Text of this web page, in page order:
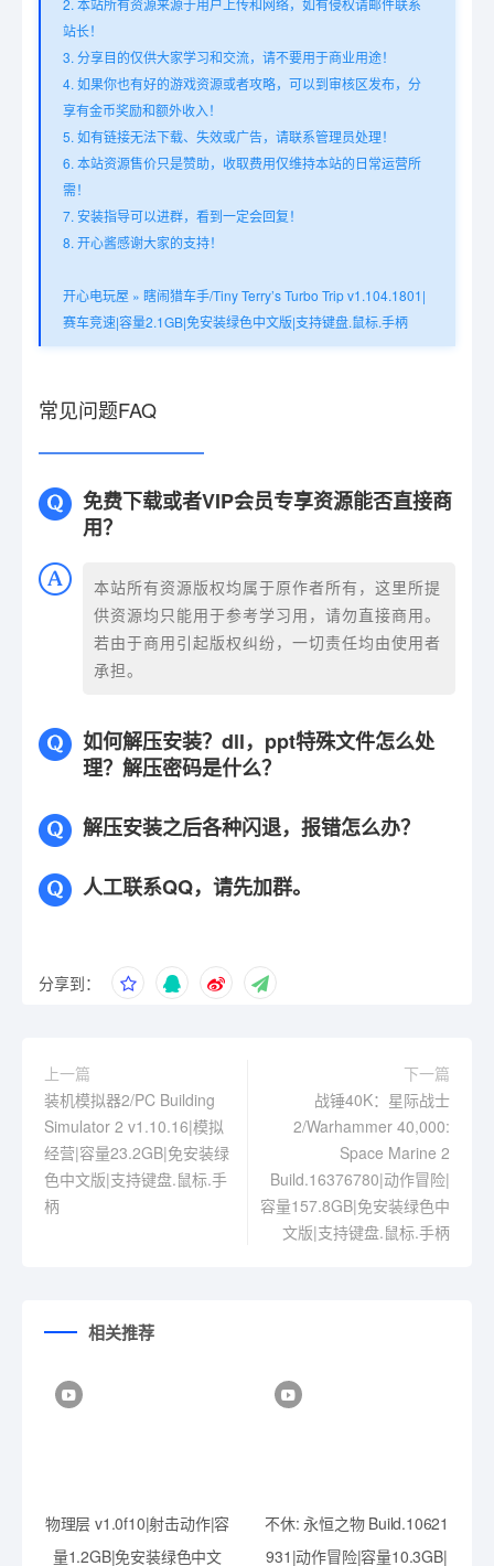
2. 本站所有资源来源于用户上传和网络，如有侵权请邮件联系
站长！
3. 分享目的仅供大家学习和交流，请不要用于商业用途！
4. 如果你也有好的游戏资源或者攻略，可以到审核区发布，分
享有金币奖励和额外收入！
5. 如有链接无法下载、失效或广告，请联系管理员处理！
6. 本站资源售价只是赞助，收取费用仅维持本站的日常运营所
需！
7. 安装指导可以进群，看到一定会回复！
8. 开心酱感谢大家的支持！
开心电玩屋 » 瞎闹猎车手/Tiny Terry’s Turbo Trip v1.104.1801|
赛车竞速|容量2.1GB|免安装绿色中文版|支持键盘.鼠标.手柄
常见问题FAQ
免费下载或者VIP会员专享资源能否直接商
用？
本站所有资源版权均属于原作者所有，这里所提
供资源均只能用于参考学习用，请勿直接商用。
若由于商用引起版权纠纷，一切责任均由使用者
承担。
如何解压安装？dll，ppt特殊文件怎么处
理？解压密码是什么？
解压安装之后各种闪退，报错怎么办？
人工联系QQ，请先加群。
分享到：
上一篇
装机模拟器2/PC Building
Simulator 2 v1.10.16|模拟
经营|容量23.2GB|免安装绿
色中文版|支持键盘.鼠标.手
柄
下一篇
战锤40K：星际战士
2/Warhammer 40,000:
Space Marine 2
Build.16376780|动作冒险|
容量157.8GB|免安装绿色中
文版|支持键盘.鼠标.手柄
相关推荐
物理层 v1.0f10|射击动作|容
量1.2GB|免安装绿色中文
不休: 永恒之物 Build.10621
931|动作冒险|容量10.3GB|